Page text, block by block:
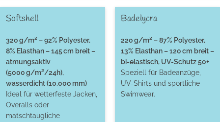
Softshell
320 g/m² – 92% Polyester,
8% Elasthan – 145 cm breit –
atmungsaktiv
(5000 g/m²/24h),
wasserdicht (10.000 mm)
Ideal für wetterfeste Jacken,
Overalls oder
matschtaugliche
Badelycra
220 g/m² – 87% Polyester,
13% Elasthan – 120 cm breit –
bi-elastisch, UV-Schutz 50+
Speziell für Badeanzüge,
UV-Shirts und sportliche
Swimwear.